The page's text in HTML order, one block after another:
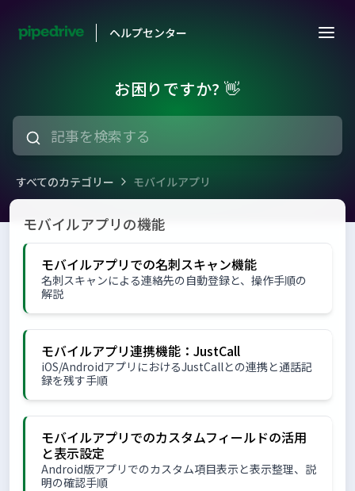
ヘルプセンター
お困りですか? 👋
すべてのカテゴリー モバイルアプリ
モバイルアプリ
モバイルアプリの機能
モバイルアプリでの名刺スキャン機能
名刺スキャンによる連絡先の自動登録と、操作手順の
解説
モバイルアプリ連携機能：JustCall
iOS/AndroidアプリにおけるJustCallとの連携と通話記
録を残す手順
モバイルアプリでのカスタムフィールドの活用
と表示設定
Android版アプリでのカスタム項目表示と表示整理、説
明の確認手順